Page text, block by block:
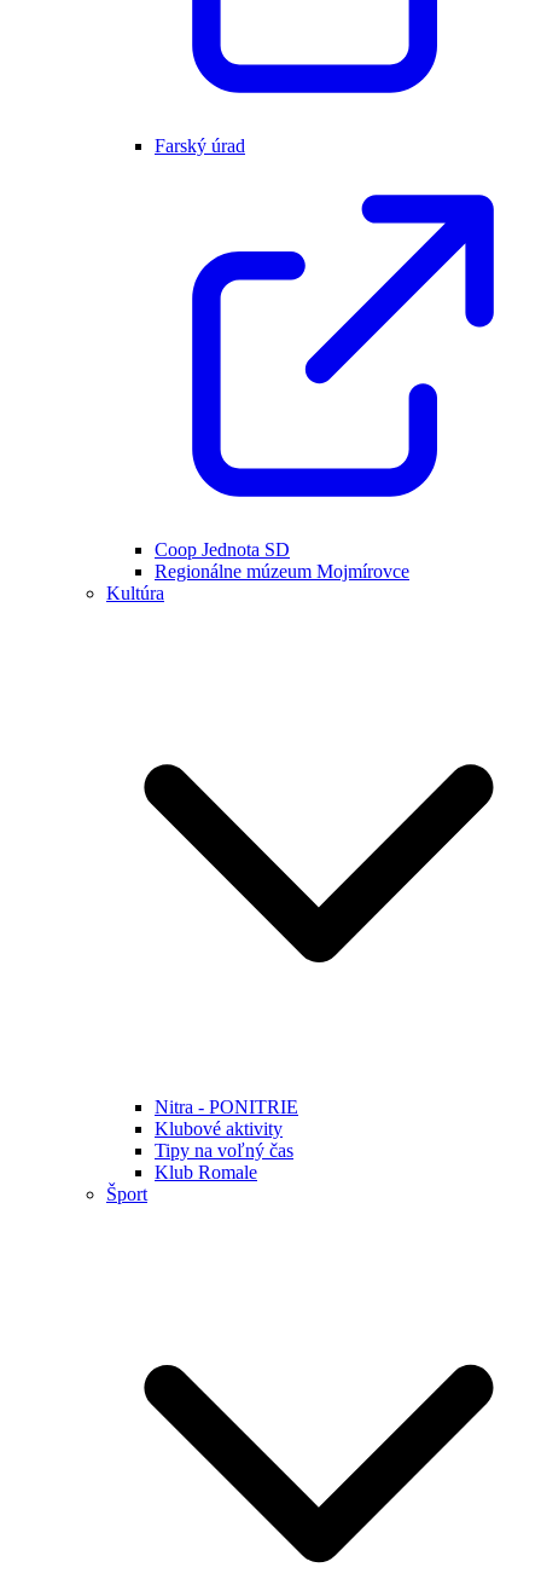
Farský úrad
Coop Jednota SD
Regionálne múzeum Mojmírovce
Kultúra
Nitra - PONITRIE
Klubové aktivity
Tipy na voľný čas
Klub Romale
Šport